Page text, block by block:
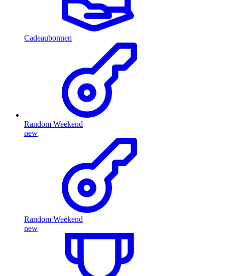
Cadeaubonnen
Random Weekend
new
Random Weekend
new